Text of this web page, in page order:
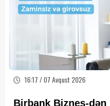
16:17 / 07 Avqust 2026
Birbank Biznes-